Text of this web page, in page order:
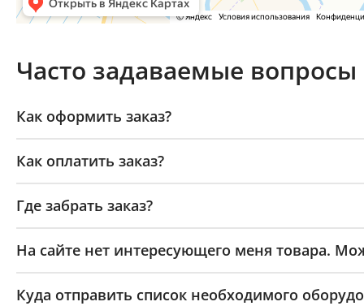
Часто задаваемые вопросы
Как оформить заказ?
Как оплатить заказ?
Где забрать заказ?
На сайте нет интересующего меня товара.
Куда отправить список необходимого